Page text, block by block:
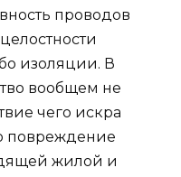
проводов
изоляции. В
вообщем не
чего искра
повреждение
жилой и